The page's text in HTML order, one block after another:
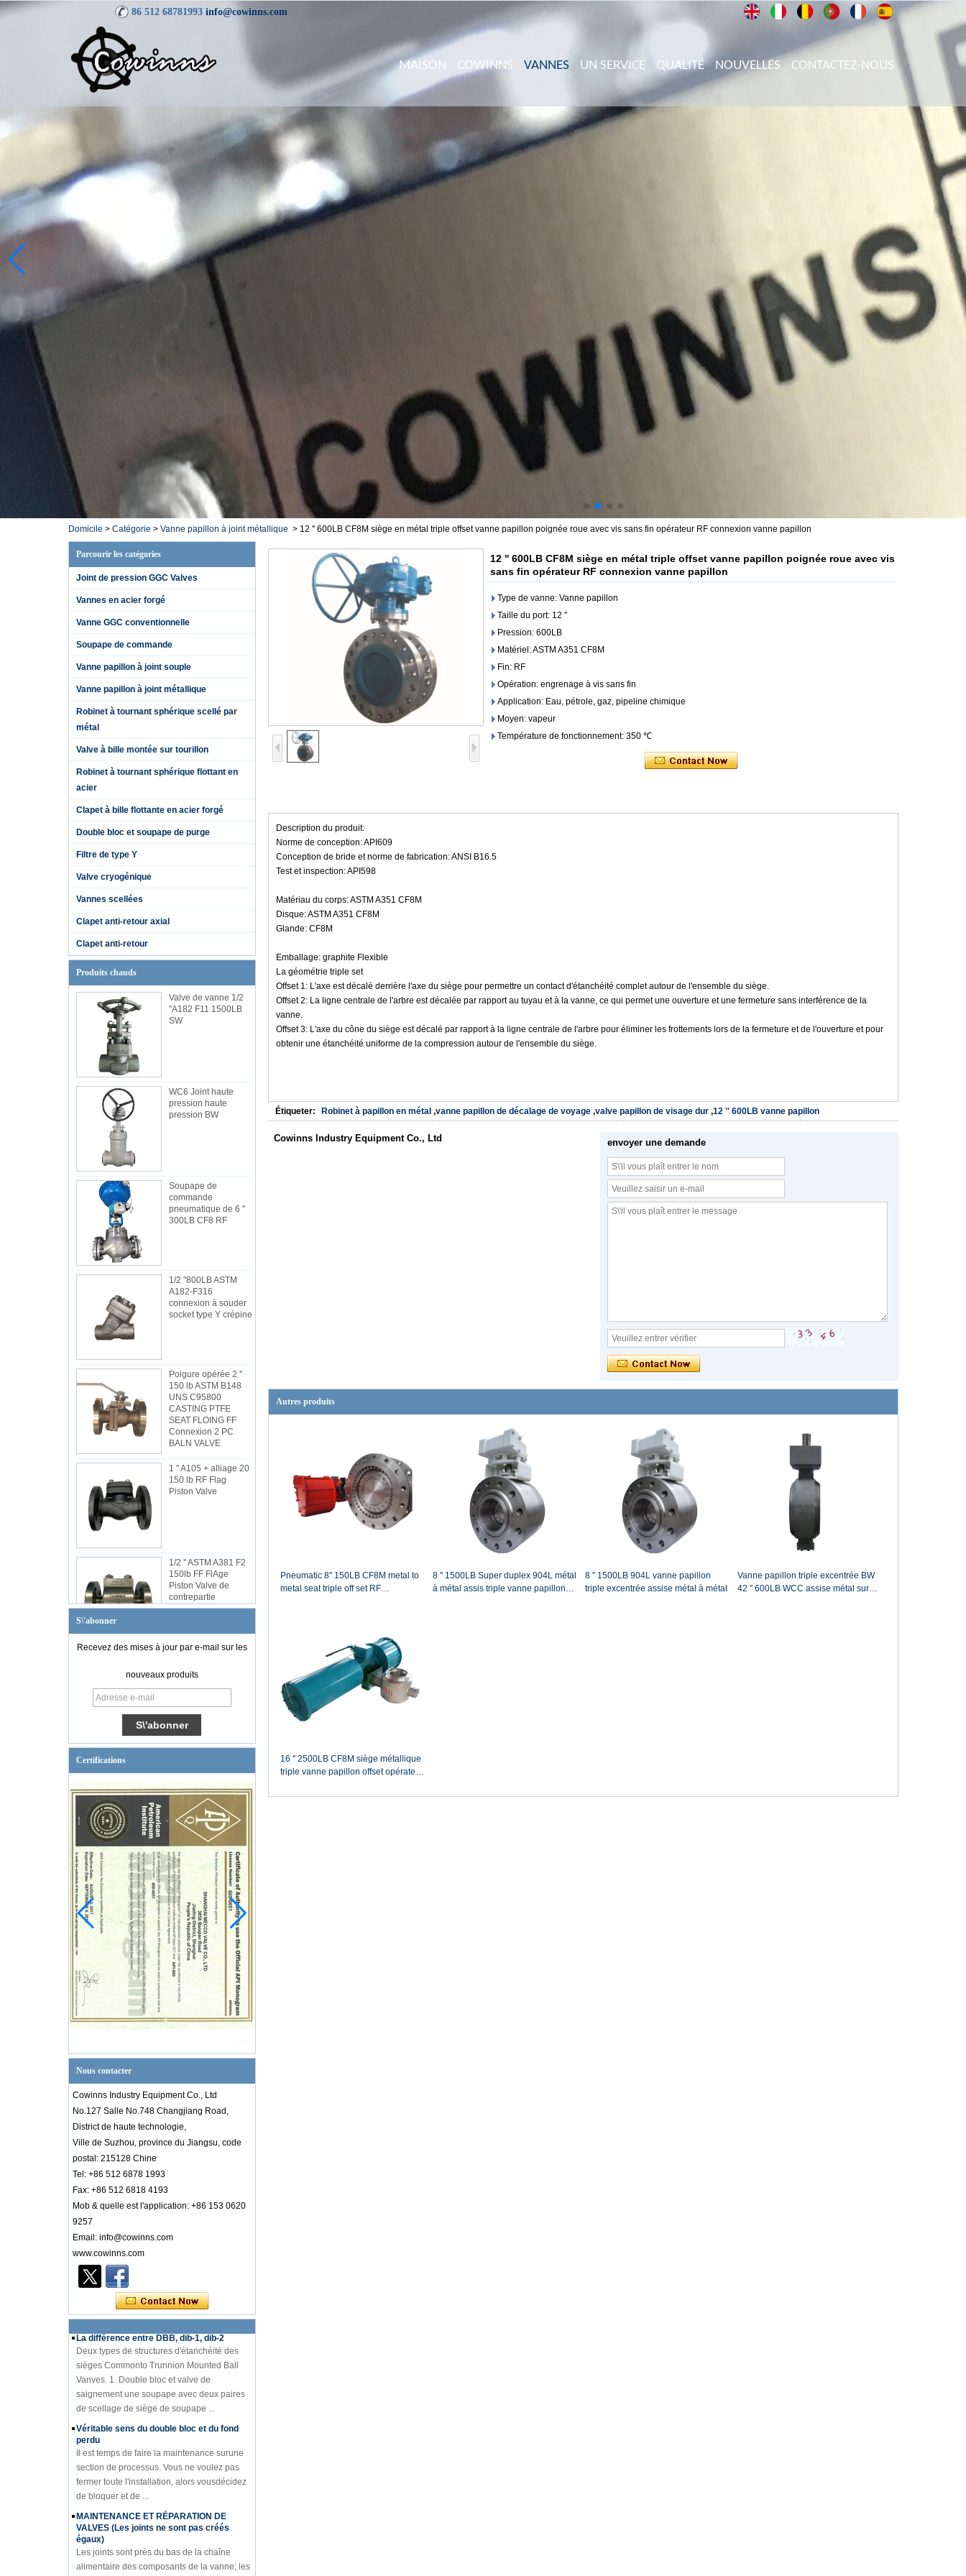
86 512 68781993 info@cowinns.com
MAISON COWINNS VANNES UN SERVICE QUALITÉ NOUVELLES CONTACTEZ-NOUS
Domicile > Catégorie > Vanne papillon à joint métallique > 12 '' 600LB CF8M siège en métal triple offset vanne papillon poignée roue avec vis sans fin opérateur RF connexion vanne papillon
Parcourir les catégories
Joint de pression GGC Valves
Vannes en acier forgé
Vanne GGC conventionnelle
Soupape de commande
Vanne papillon à joint souple
Vanne papillon à joint métallique
Robinet à tournant sphérique scellé par
métal
Valve à bille montée sur tourillon
Robinet à tournant sphérique flottant en
acier
Clapet à bille flottante en acier forgé
Double bloc et soupape de purge
Filtre de type Y
Valve cryogénique
Vannes scellées
Clapet anti-retour axial
Clapet anti-retour
Produits chauds
Valve de vanne 1/2
"A182 F11 1500LB
SW
WC6 Joint haute
pression haute
pression BW
Soupape de
commande
pneumatique de 6 ''
300LB CF8 RF
1/2 "800LB ASTM
A182-F316
connexion à souder
socket type Y crépine
Poigure opérée 2 ''
150 lb ASTM B148
UNS C95800
CASTING PTFE
SEAT FLOING FF
Connexion 2 PC
BALN VALVE
1 '' A105 + alliage 20
150 lb RF Flag
Piston Valve
1/2 '' ASTM A381 F2
150lb FF FlAge
Piston Valve de
contrepartie
S\'abonner
Recevez des mises à jour par e-mail sur les
nouveaux produits
Certifications
Nous contacter
Cowinns Industry Equipment Co., Ltd
No.127 Salle No.748 Changjiang Road,
District de haute technologie,
Ville de Suzhou, province du Jiangsu, code
postal: 215128 Chine
Tel: +86 512 6878 1993
Fax: +86 512 6818 4193
Mob & quelle est l'application: +86 153 0620
9257
Email: info@cowinns.com
www.cowinns.com
Introduction au diagramme PID
diagrammes PIDde l'industrie des vannes Le
diagramme PID est lenoyau technique de la
production en usine. Que ce so...
Deux types de structures d'étanchéité des
sièges Commonto Trunnion Mounted Ball
Vanves. 1. Double bloc et valve de
saignement une soupape avec deux paires
de scellage de siège de soupape ...
Véritable sens du double bloc et du fond
perdu
Il est temps de faire la maintenance surune
section de processus. Vous ne voulez pas
fermer toute l'installation, alors vousdécidez
de bloquer et de ...
MAINTENANCE ET RÉPARATION DE
VALVES (Les joints ne sont pas créés
égaux)
Les joints sont près du bas de la chaîne
alimentaire des composants de la vanne; les
garnitures, les matériaux du corps et
12 '' 600LB CF8M siège en métal triple offset vanne papillon poignée roue avec vis
sans fin opérateur RF connexion vanne papillon
Type de vanne: Vanne papillon
Taille du port: 12 ''
Pression: 600LB
Matériel: ASTM A351 CF8M
Fin: RF
Opération: engrenage à vis sans fin
Application: Eau, pétrole, gaz, pipeline chimique
Moyen: vapeur
Température de fonctionnement: 350 ℃
Description du produit:
Norme de conception: API609
Conception de bride et norme de fabrication: ANSI B16.5
Test et inspection: API598
Matériau du corps: ASTM A351 CF8M
Disque: ASTM A351 CF8M
Glande: CF8M
Emballage: graphite Flexible
La géométrie triple set
Offset 1: L'axe est décalé derrière l'axe du siège pour permettre un contact d'étanchéité complet autour de l'ensemble du siège.
Offset 2: La ligne centrale de l'arbre est décalée par rapport au tuyau et à la vanne, ce qui permet une ouverture et une fermeture sans interférence de la
vanne.
Offset 3: L'axe du cône du siège est décalé par rapport à la ligne centrale de l'arbre pour éliminer les frottements lors de la fermeture et de l'ouverture et pour
obtenir une étanchéité uniforme de la compression autour de l'ensemble du siège.
Étiqueter: Robinet à papillon en métal ,vanne papillon de décalage de voyage,valve papillon de visage dur,12 '' 600LB vanne papillon
Cowinns Industry Equipment Co., Ltd envoyer une demande
Autres produits
Pneumatic 8'' 150LB CF8M metal to
metal seat triple off set RF
8 '' 1500LB Super duplex 904L métal
à métal assis triple vanne papillon
8 '' 1500LB 904L vanne papillon
triple excentrée assise métal à métal
Vanne papillon triple excentrée BW
42 '' 600LB WCC assise métal sur
16 '' 2500LB CF8M siège métallique
triple vanne papillon offset opérateur